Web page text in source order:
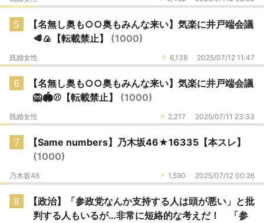
5
【名無し奥も○○奥もみんな来い】気楽に井戸端会議
🥩🍙【転載禁止】 (1000)
6,138 2025/07/12 11:47
既婚女性
6
【名無し奥も○○奥もみんな来い】気楽に井戸端会議
🦁🏟️⚾️【転載禁止】 (1000)
2,217 2025/07/11 23:33
既婚女性
7
【Same numbers】乃木坂46★16335【本スレ】
(1000)
1,590 2025/07/12 00:26
乃木坂46
8
【政治】「参政党なんか支持する人は頭が悪い」と批
判する人もいるが…非常に短絡的な考えだ！ 「参